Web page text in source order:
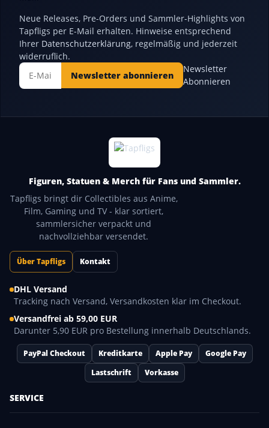
Neue Releases, Pre-Orders und Sammler-Highlights von
Tapfligs per E-Mail erhalten. Hinweise entsprechend
Ihrer Datenschutzerklärung, regelmäßig und jederzeit
widerruflich.
Newsletter abonnieren
Newsletter
Abonnieren
DHL Versand
Tracking nach Versand, Versandkosten klar im Checkout.
Versandfrei ab 59,00 EUR
Darunter 5,90 EUR pro Bestellung innerhalb Deutschlands.
PayPal Checkout Kreditkarte Apple Pay
Google Pay
Lastschrift
Vorkasse
SERVICE
Figuren, Statuen & Merch für Fans und Sammler.
Tapfligs bringt dir Collectibles aus Anime,
Film, Gaming und TV - klar sortiert,
sammlersicher verpackt und
nachvollziehbar versendet.
Über Tapfligs Kontakt